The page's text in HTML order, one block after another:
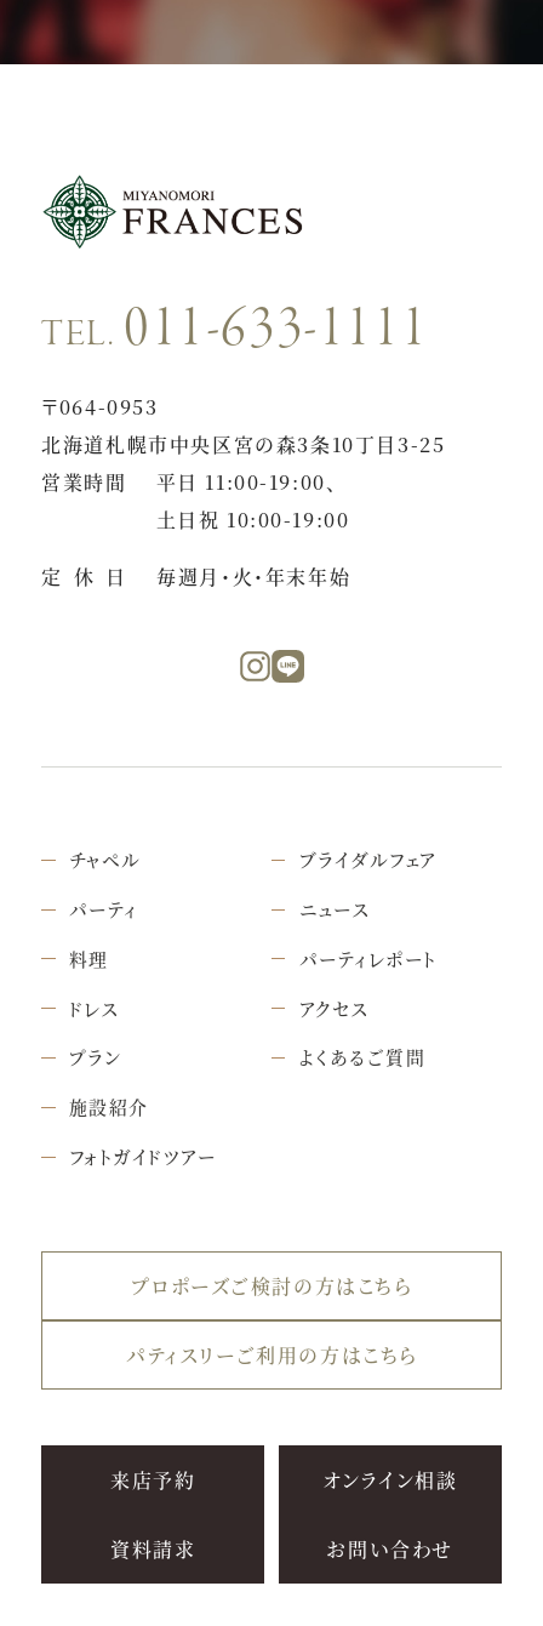
TEL. 011-633-1111
〒064-0953
北海道札幌市中央区宮の森3条10丁目3-25
営業時間
平日 11:00-19:00、
土日祝 10:00-19:00
定休日 毎週月・火・年末年始
チャペル
パーティ
料理
ドレス
プラン
施設紹介
フォトガイドツアー
ブライダルフェア
ニュース
パーティレポート
アクセス
よくあるご質問
プロポーズご検討の方はこちら
パティスリーご利用の方はこちら
来店予約 オンライン相談
資料請求 お問い合わせ